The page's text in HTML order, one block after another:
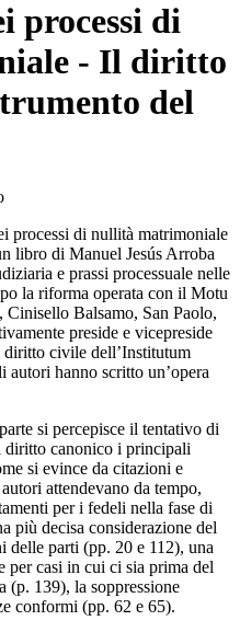
processi di
- Il diritto
del
processi di nullità matrimoniale
libro di Manuel Jesús Arroba
e prassi processuale nelle
la riforma operata con il Motu
Balsamo, San Paolo,
preside e vicepreside
civile dell’Institutum
autori hanno scritto un’opera
si percepisce il tentativo di
diritto canonico i principali
si evince da citazioni e
attendevano da tempo,
per i fedeli nella fase di
più decisa considerazione del
delle parti (pp. 20 e 112), una
per casi in cui ci sia prima del
(p. 139), la soppressione
conformi (pp. 62 e 65).